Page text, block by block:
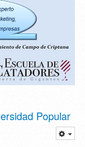
Popular